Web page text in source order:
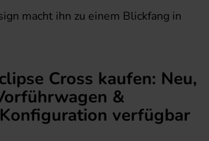
macht ihn zu einem Blickfang in
Cross kaufen: Neu,
&
verfügbar